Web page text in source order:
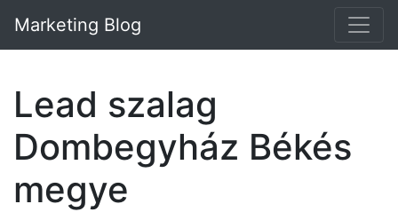
Marketing Blog
Lead szalag
Dombegyház Békés
megye